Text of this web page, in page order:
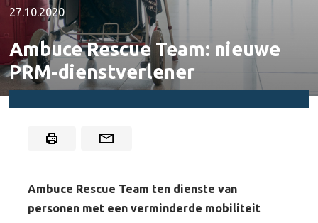
27.10.2020
Ambuce Rescue Team: nieuwe
PRM-dienstverlener
Ambuce Rescue Team ten dienste van
personen met een verminderde mobiliteit